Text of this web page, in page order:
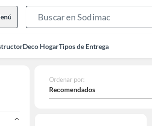
Deco HogarTipos de Entrega
Ordenar por:
Recomendados